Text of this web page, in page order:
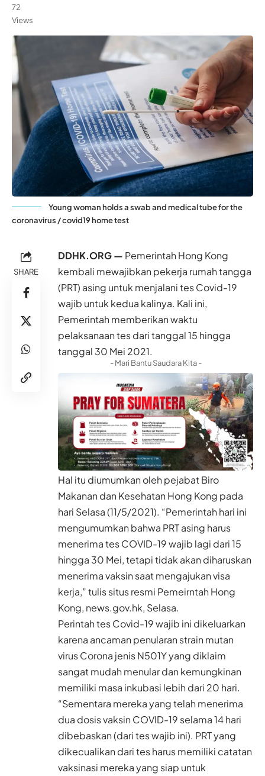
72
Views
Young woman holds a swab and medical tube for the
coronavirus / covid19 home test
SHARE
DDHK.ORG — PemerintahHong Kong
kembali mewajibkan pekerja rumah tangga
(PRT) asing untuk menjalani tes Covid-19
wajib untuk kedua kalinya. Kali ini,
Pemerintah memberikan waktu
pelaksanaan tes dari tanggal 15 hingga
tanggal 30 Mei 2021.
- Mari Bantu Saudara Kita -
Hal itu diumumkan oleh pejabat Biro
Makanan dan Kesehatan Hong Kong pada
hari Selasa (11/5/2021). “Pemerintah hari ini
mengumumkan bahwa PRT asing harus
menerima tes COVID-19 wajib lagi dari 15
hingga 30 Mei, tetapi tidak akan diharuskan
menerima vaksin saat mengajukan visa
kerja,” tulis situs resmi Pemeirntah Hong
Kong, news.gov.hk, Selasa.
Perintah tes Covid-19 wajib ini dikeluarkan
karena ancaman penularan strain mutan
virus Corona jenis N501Y yang diklaim
sangat mudah menular dan kemungkinan
memiliki masa inkubasi lebih dari 20 hari.
“Sementara mereka yang telah menerima
dua dosis vaksin COVID-19 selama 14 hari
dibebaskan (dari tes wajib ini). PRT yang
dikecualikan dari tes harus memiliki catatan
vaksinasi mereka yang siap untuk